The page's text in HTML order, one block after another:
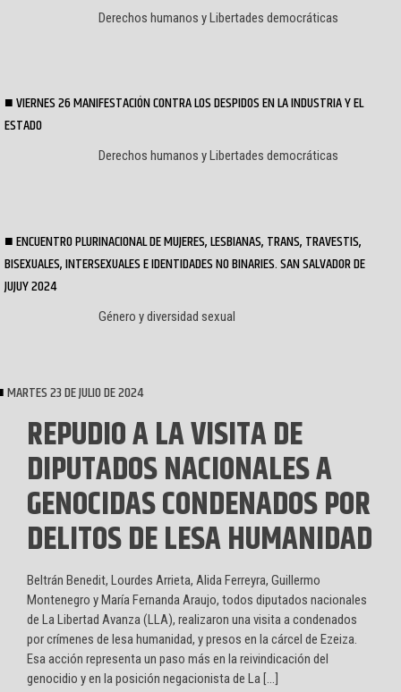
Derechos humanos y Libertades democráticas
VIERNES 26 MANIFESTACIÓN CONTRA LOS DESPIDOS EN LA INDUSTRIA Y EL
ESTADO
Derechos humanos y Libertades democráticas
ENCUENTRO PLURINACIONAL DE MUJERES, LESBIANAS, TRANS, TRAVESTIS,
BISEXUALES, INTERSEXUALES E IDENTIDADES NO BINARIES. SAN SALVADOR DE
JUJUY 2024
Género y diversidad sexual
MARTES 23 DE JULIO DE 2024
REPUDIO A LA VISITA DE
DIPUTADOS NACIONALES A
GENOCIDAS CONDENADOS POR
DELITOS DE LESA HUMANIDAD
Beltrán Benedit, Lourdes Arrieta, Alida Ferreyra, Guillermo
Montenegro y María Fernanda Araujo, todos diputados nacionales
de La Libertad Avanza (LLA), realizaron una visita a condenados
por crímenes de lesa humanidad, y presos en la cárcel de Ezeiza.
Esa acción representa un paso más en la reivindicación del
genocidio y en la posición negacionista de La […]